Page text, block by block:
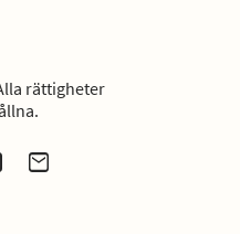
rättigheter